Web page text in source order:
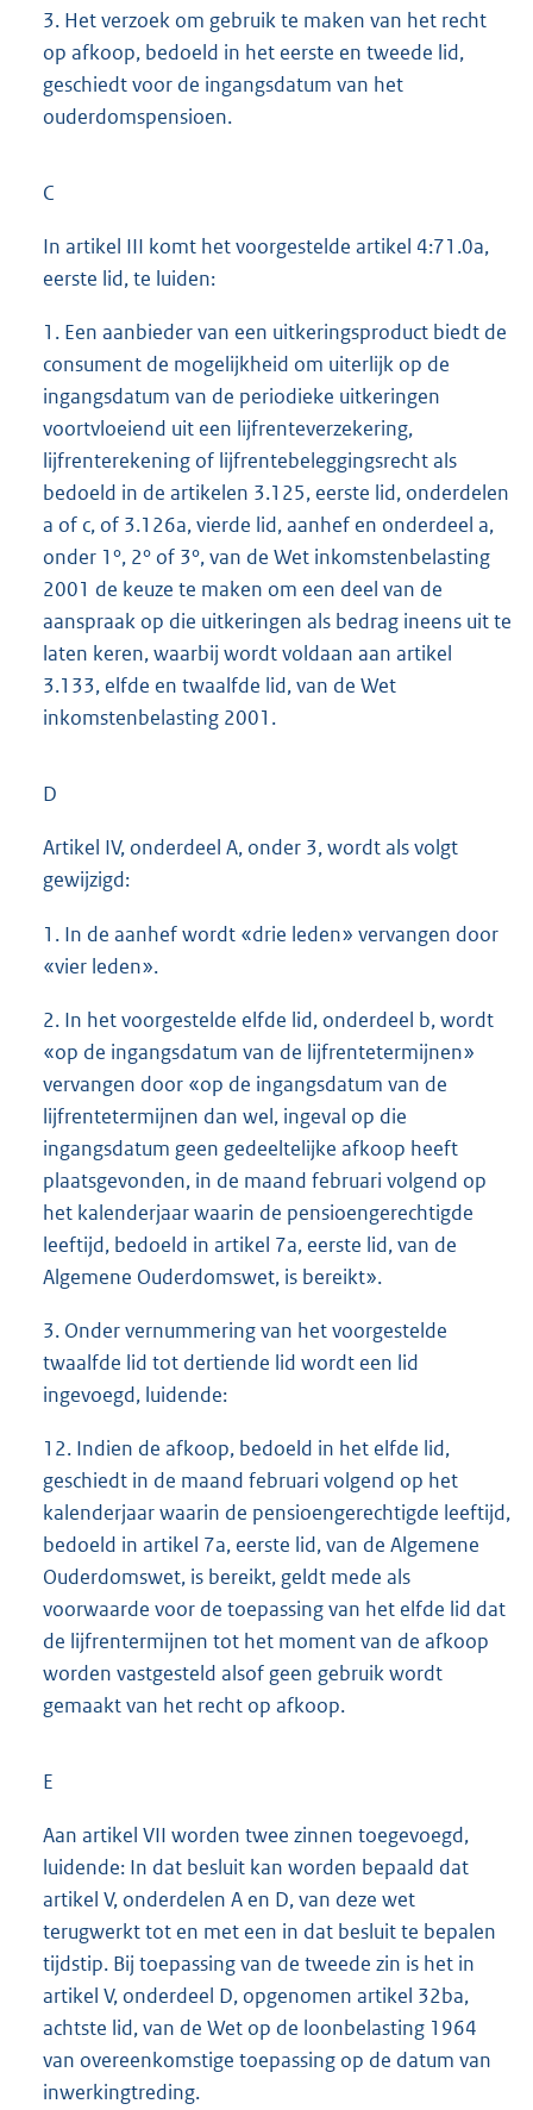
3. Het verzoek om gebruik te maken van het recht
op afkoop, bedoeld in het eerste en tweede lid,
geschiedt voor de ingangsdatum van het
ouderdomspensioen.
C
In artikel III komt het voorgestelde artikel 4:71.0a,
eerste lid, te luiden:
1. Een aanbieder van een uitkeringsproduct biedt de
consument de mogelijkheid om uiterlijk op de
ingangsdatum van de periodieke uitkeringen
voortvloeiend uit een lijfrenteverzekering,
lijfrenterekening of lijfrentebeleggingsrecht als
bedoeld in de artikelen 3.125, eerste lid, onderdelen
a of c, of 3.126a, vierde lid, aanhef en onderdeel a,
onder 1°, 2° of 3°, van de Wet inkomstenbelasting
2001 de keuze te maken om een deel van de
aanspraak op die uitkeringen als bedrag ineens uit te
laten keren, waarbij wordt voldaan aan artikel
3.133, elfde en twaalfde lid, van de Wet
inkomstenbelasting 2001.
D
Artikel IV, onderdeel A, onder 3, wordt als volgt
gewijzigd:
1. In de aanhef wordt «drie leden» vervangen door
«vier leden».
2. In het voorgestelde elfde lid, onderdeel b, wordt
«op de ingangsdatum van de lijfrentetermijnen»
vervangen door «op de ingangsdatum van de
lijfrentetermijnen dan wel, ingeval op die
ingangsdatum geen gedeeltelijke afkoop heeft
plaatsgevonden, in de maand februari volgend op
het kalenderjaar waarin de pensioengerechtigde
leeftijd, bedoeld in artikel 7a, eerste lid, van de
Algemene Ouderdomswet, is bereikt».
3. Onder vernummering van het voorgestelde
twaalfde lid tot dertiende lid wordt een lid
ingevoegd, luidende:
12. Indien de afkoop, bedoeld in het elfde lid,
geschiedt in de maand februari volgend op het
kalenderjaar waarin de pensioengerechtigde leeftijd,
bedoeld in artikel 7a, eerste lid, van de Algemene
Ouderdomswet, is bereikt, geldt mede als
voorwaarde voor de toepassing van het elfde lid dat
de lijfrentermijnen tot het moment van de afkoop
worden vastgesteld alsof geen gebruik wordt
gemaakt van het recht op afkoop.
E
Aan artikel VII worden twee zinnen toegevoegd,
luidende: In dat besluit kan worden bepaald dat
artikel V, onderdelen A en D, van deze wet
terugwerkt tot en met een in dat besluit te bepalen
tijdstip. Bij toepassing van de tweede zin is het in
artikel V, onderdeel D, opgenomen artikel 32ba,
achtste lid, van de Wet op de loonbelasting 1964
van overeenkomstige toepassing op de datum van
inwerkingtreding.